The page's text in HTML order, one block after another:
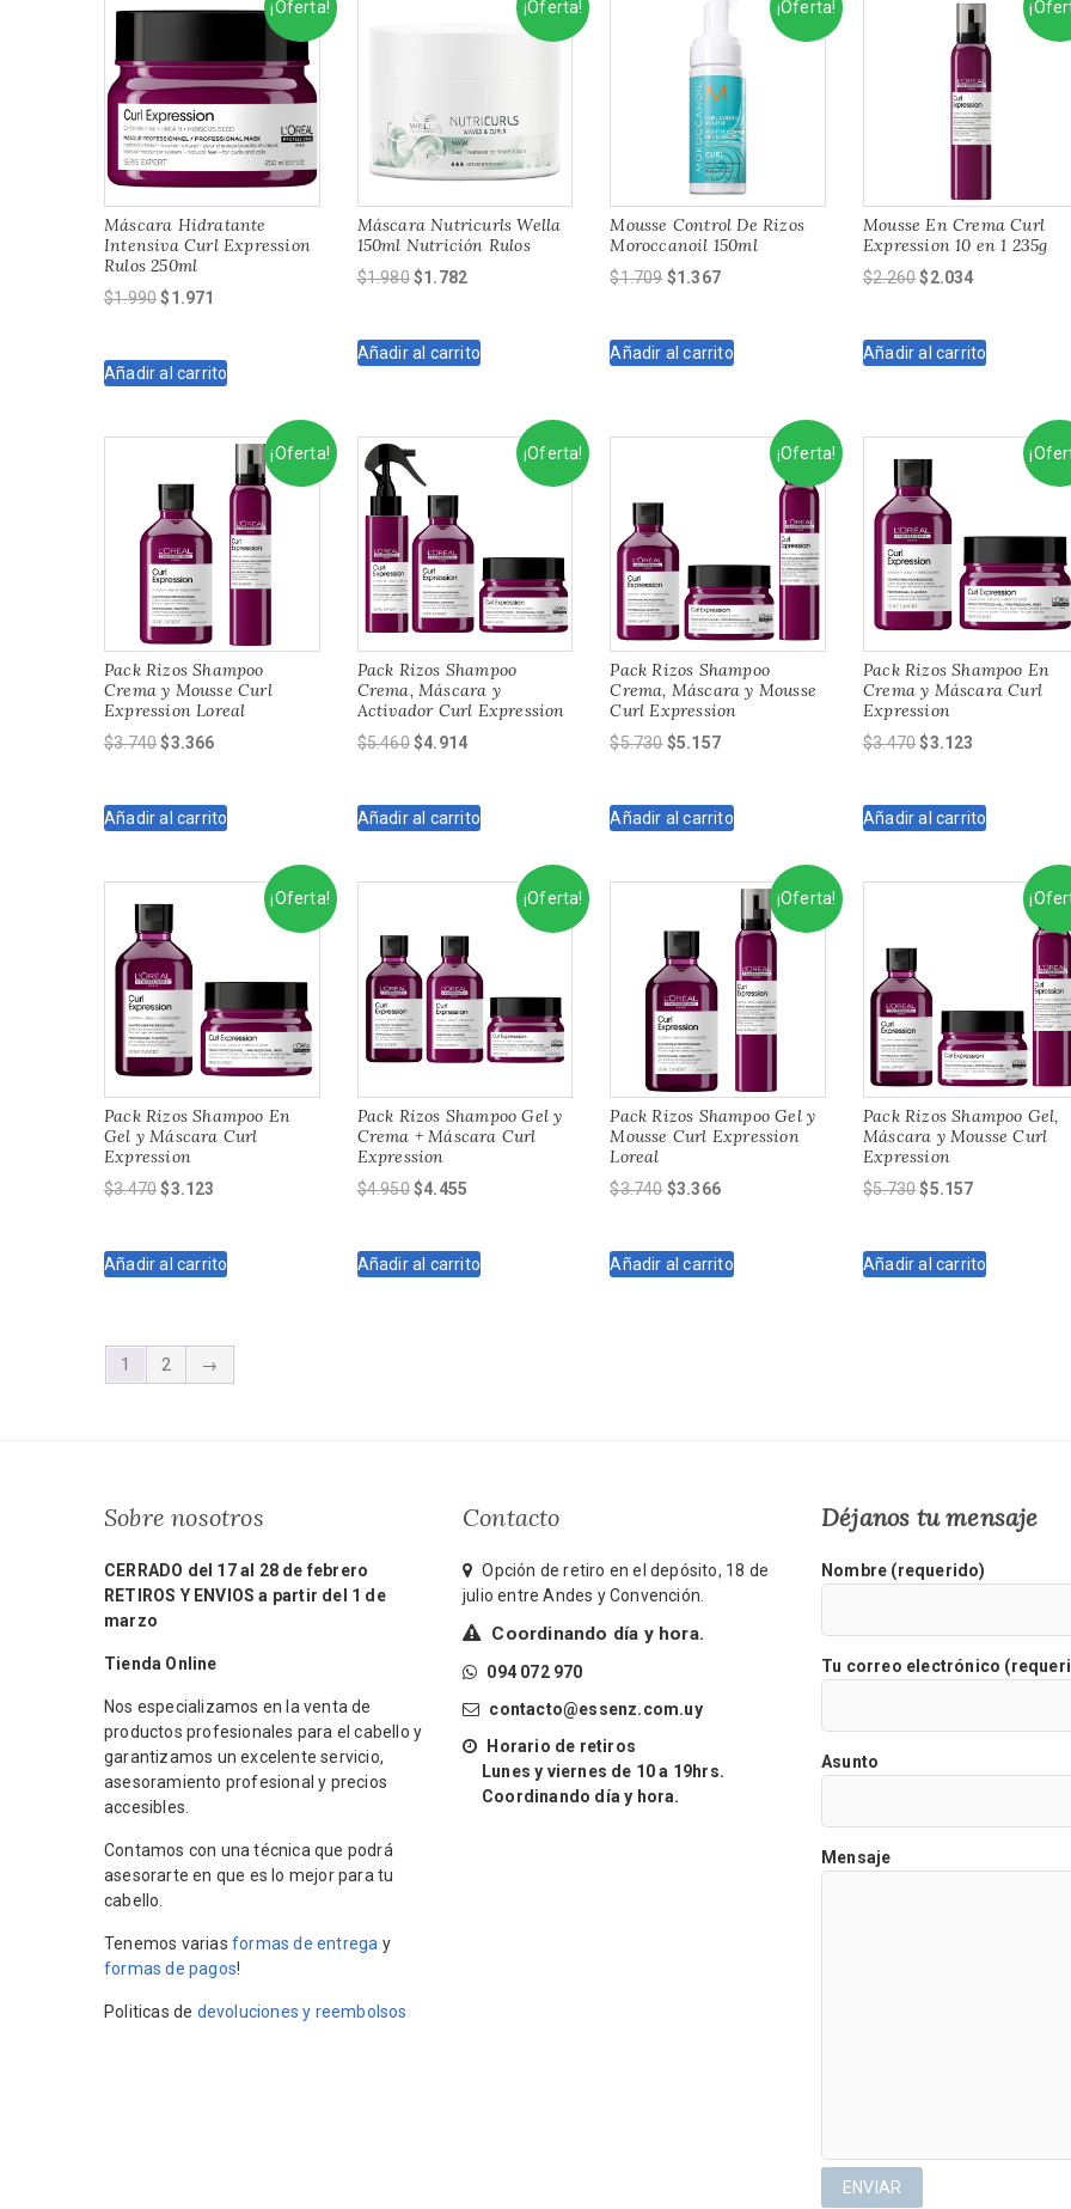
¡Oferta!
Máscara Hidratante
Intensiva Curl Expression
Rulos 250ml
$1.990El
era:
$1.971
es:
Añadir al carrito
¡Oferta!
Máscara Nutricurls Wella
150ml Nutrición Rulos
$1.980El
era:
$1.782
es:
Añadir al carrito
¡Oferta!
Mousse Control De Rizos
Moroccanoil 150ml
$1.709 El
era:
$1.367El
es:
Añadir al carrito
Mousse En Crema Curl
Expression 10 en 1 235g
$2.260El
era:
$2.034El
es:
Añadir al carrito
¡Oferta!
Pack Rizos Shampoo
Crema y Mousse Curl
Expression Loreal
$3.740El
era:
$3.366El
es:
Añadir al carrito
¡Oferta!
Pack Rizos Shampoo
Crema, Máscara y
Activador Curl Expression
$5.460El
era:
$4.914El
es:
Añadir al carrito
¡Oferta!
Pack Rizos Shampoo
Crema, Máscara y Mousse
Curl Expression
$5.730 El
era:
$5.157El
es:
Añadir al carrito
Pack Rizos Shampoo En
Crema y Máscara Curl
Expression
$3.470El
era:
$3.123
es:
Añadir al carrito
¡Oferta!
Pack Rizos Shampoo En
Gel y Máscara Curl
Expression
$3.470El
era:
$3.123
es:
Añadir al carrito
¡Oferta!
Pack Rizos Shampoo Gel y
Crema + Máscara Curl
Expression
$4.950El
era:
$4.455
es:
Añadir al carrito
¡Oferta!
Pack Rizos Shampoo Gel y
Mousse Curl Expression
Loreal
$3.740 El
era:
$3.366El
es:
Añadir al carrito
Pack Rizos Shampoo Gel,
Máscara y Mousse Curl
Expression
$5.730El
era:
$5.157El
es:
Añadir al carrito
1 2 →
Sobre nosotros
CERRADO del 17 al 28 de febrero
RETIROS Y ENVIOS a partir del 1 de
marzo
Tienda Online
Nos especializamos en la venta de
productos profesionales para el cabello y
garantizamos un excelente servicio,
asesoramiento profesional y precios
accesibles.
Contamos con una técnica que podrá
asesorarte en que es lo mejor para tu
cabello.
Tenemos varias formas de entrega y
formas de pagos!
Politicas de devoluciones y reembolsos
Contacto
Opción de retiro en el depósito, 18 de
julio entre Andes y Convención.
Coordinando día y hora.
094 072 970
contacto@essenz.com.uy
Horario de retiros
Lunes y viernes de 10 a 19hrs.
Coordinando día y hora.
Déjanos tu mensaje
Nombre (requerido)
Tu correo electrónico
Asunto
Mensaje